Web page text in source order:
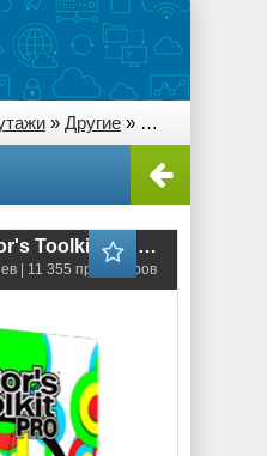
» Другие » Digital Juice - Editor's Toolkit Pro Single 198: Lollipop Flowers
Digital Juice - Editor's Toolkit Pro Single 198: Lollipop Flowers
| 11 355 просмотров